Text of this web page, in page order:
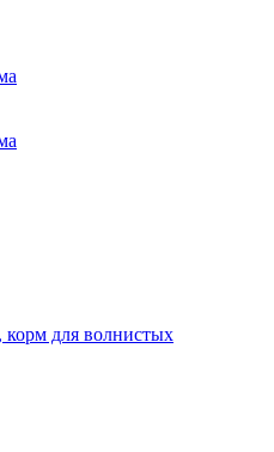
для волнистых